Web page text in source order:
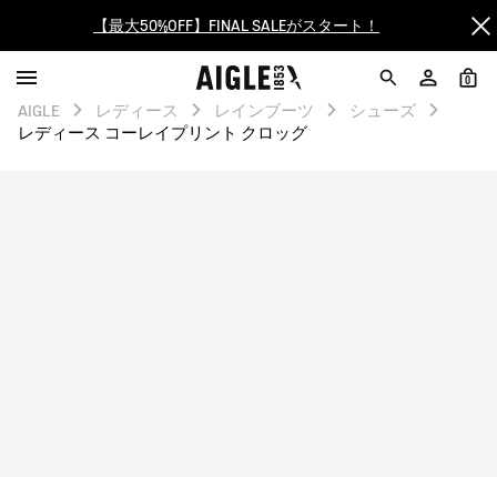
【最大50%OFF】FINAL SALEがスタート！
ログイン/会員登録で送料＆返品無料
AIGLE CLUB ポイントサービス終了のお知らせ
0
AIGLE レディース レインブーツ
シューズ
レディース コーレイプリント クロッグ